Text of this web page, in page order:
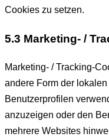
Cookies zu setzen.
5.3 Marketing- /
Marketing- / Tracking-
andere Form der
Benutzerprofilen
anzuzeigen oder den
mehrere Websites